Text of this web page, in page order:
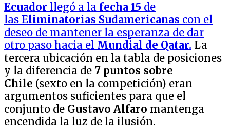
Ecuador llegó a la fecha 15 de
las Eliminatorias Sudamericanas con el
deseo de mantener la esperanza de dar
otro paso hacia el Mundial de Qatar. La
tercera ubicación en la tabla de posiciones
y la diferencia de 7 puntos sobre
Chile (sexto en la competición) eran
argumentos suficientes para que el
conjunto de Gustavo Alfaro mantenga
encendida la luz de la ilusión.